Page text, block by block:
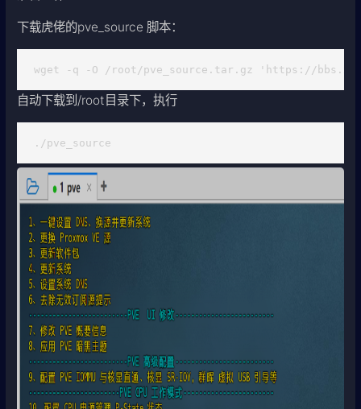
下载虎佬的pve_source 脚本：
wget -q -O /root/pve_source.tar.gz 'https://
自动下载到/root目录下，执行
./pve_source